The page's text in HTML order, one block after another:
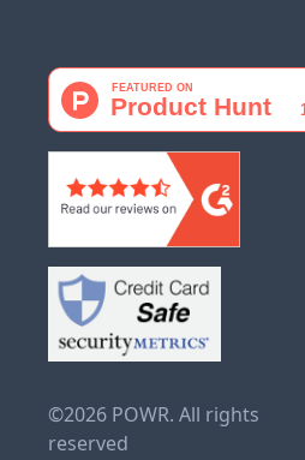
©2026 POWR. All rights
reserved